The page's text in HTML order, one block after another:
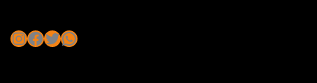
Instagram
Facebook
Twitter
WhatsApp